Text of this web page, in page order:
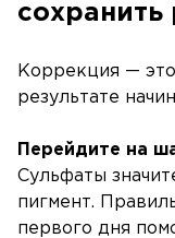
сохранить
Коррекция —
результате
Перейдите на
Сульфаты
пигмент.
первого дня